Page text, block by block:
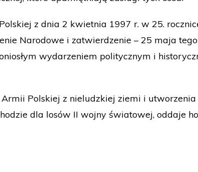
z dnia 2 kwietnia 1997 r. w 25.
Narodowe i zatwierdzenie – 25 maja
wydarzeniem politycznym i
Polskiej z nieludzkiej ziemi i
dla losów II wojny światowej, oddaje